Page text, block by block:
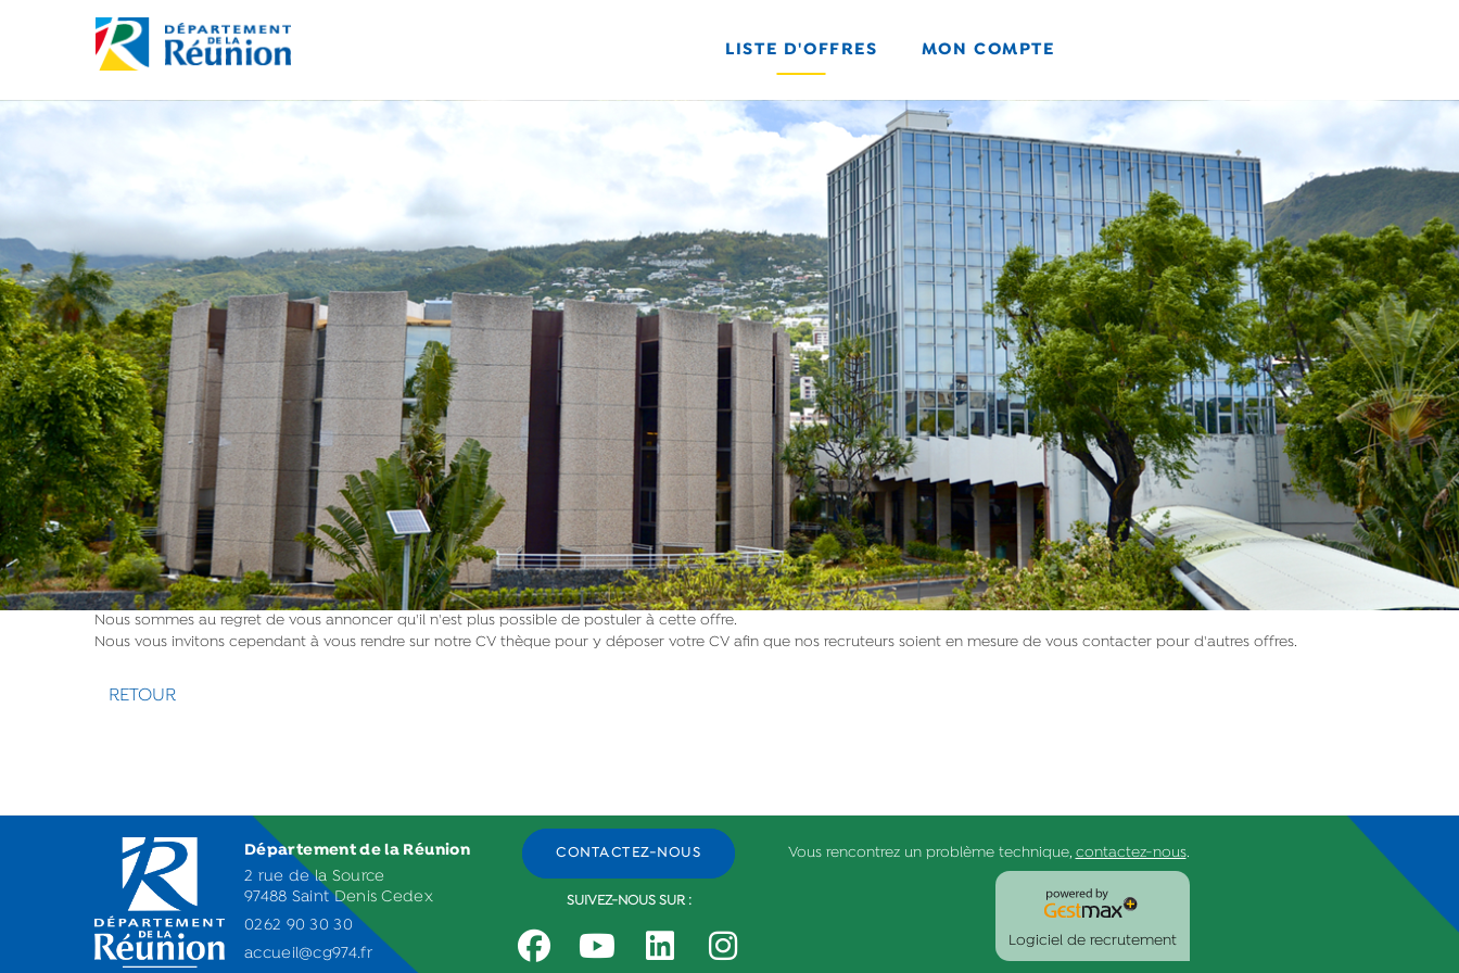
LISTE D'OFFRES MON COMPTE
Nous sommes au regret de vous annoncer qu'il n'est plus possible de postuler à cette offre.
Nous vous invitons cependant à vous rendre sur notre CV thèque pour y déposer votre CV afin que nos recruteurs soient en mesure de vous contacter pour d'autres offres.
RETOUR
Département de la Réunion
2 rue de la Source
97488 Saint Denis Cedex
0262 90 30 30
accueil@cg974.fr
CONTACTEZ-NOUS
SUIVEZ-NOUS SUR :
Vous rencontrez un problème technique, contactez-nous.
Logiciel de recrutement